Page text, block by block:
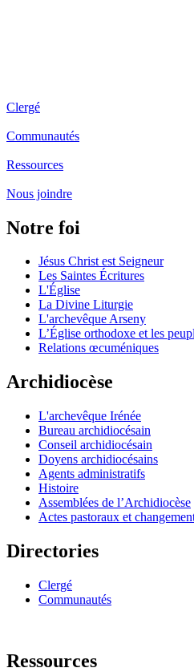
Clergé
Communautés
Ressources
Nous joindre
Notre foi
Jésus Christ est Seigneur
Les Saintes Écritures
L'Église
La Divine Liturgie
L'archevêque Arseny
L’Église orthodoxe et les
Relations œcuméniques
Archidiocèse
L'archevêque Irénée
Bureau archidiocésain
Conseil archidiocésain
Doyens archidiocésains
Agents administratifs
Histoire
Assemblées de l’Archidiocèse
Actes pastoraux et
Directories
Clergé
Communautés
Ressources